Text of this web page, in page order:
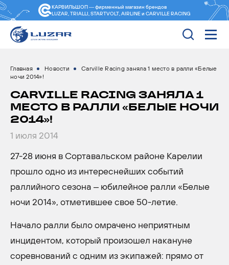
КАРВИЛЬШОП — фирменный магазин брендов
LUZAR, TRIALLI, STARTVOLT, AIRLINE и CARVILLE RACING
Главная Новости
Carville Racing заняла 1 место в ралли «Белые
ночи 2014»!
CARVILLE RACING ЗАНЯЛА 1
МЕСТО В РАЛЛИ «БЕЛЫЕ НОЧИ
2014»!
1 июля 2014
27-28 июня в Сортавальском районе Карелии
прошло одно из интереснейших событий
раллийного сезона – юбилейное ралли «Белые
ночи 2014», отметившее свое 50-летие.
Начало ралли было омрачено неприятным
инцидентом, который произошел накануне
соревнований с одним из экипажей: прямо от